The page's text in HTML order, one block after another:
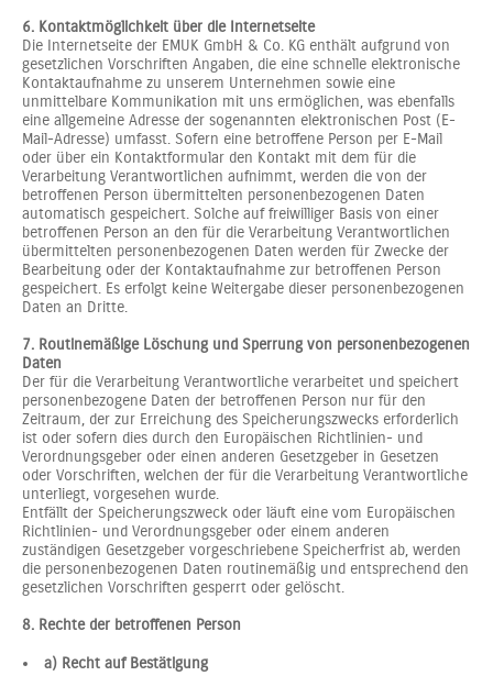
6. Kontaktmöglichkeit über die Internetseite
Die Internetseite der EMUK GmbH & Co. KG enthält aufgrund von
gesetzlichen Vorschriften Angaben, die eine schnelle elektronische
Kontaktaufnahme zu unserem Unternehmen sowie eine
unmittelbare Kommunikation mit uns ermöglichen, was ebenfalls
eine allgemeine Adresse der sogenannten elektronischen Post (E-
Mail-Adresse) umfasst. Sofern eine betroffene Person per E-Mail
oder über ein Kontaktformular den Kontakt mit dem für die
Verarbeitung Verantwortlichen aufnimmt, werden die von der
betroffenen Person übermittelten personenbezogenen Daten
automatisch gespeichert. Solche auf freiwilliger Basis von einer
betroffenen Person an den für die Verarbeitung Verantwortlichen
übermittelten personenbezogenen Daten werden für Zwecke der
Bearbeitung oder der Kontaktaufnahme zur betroffenen Person
gespeichert. Es erfolgt keine Weitergabe dieser personenbezogenen
Daten an Dritte.
7. Routinemäßige Löschung und Sperrung von personenbezogenen
Daten
Der für die Verarbeitung Verantwortliche verarbeitet und speichert
personenbezogene Daten der betroffenen Person nur für den
Zeitraum, der zur Erreichung des Speicherungszwecks erforderlich
ist oder sofern dies durch den Europäischen Richtlinien- und
Verordnungsgeber oder einen anderen Gesetzgeber in Gesetzen
oder Vorschriften, welchen der für die Verarbeitung Verantwortliche
unterliegt, vorgesehen wurde.
Entfällt der Speicherungszweck oder läuft eine vom Europäischen
Richtlinien- und Verordnungsgeber oder einem anderen
zuständigen Gesetzgeber vorgeschriebene Speicherfrist ab, werden
die personenbezogenen Daten routinemäßig und entsprechend den
gesetzlichen Vorschriften gesperrt oder gelöscht.
8. Rechte der betroffenen Person
a) Recht auf Bestätigung